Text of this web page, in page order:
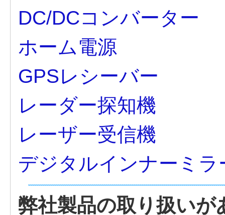
DC/DCコンバーター
ホーム電源
GPSレシーバー
レーダー探知機
レーザー受信機
デジタルインナーミラ
弊社製品の取り扱い